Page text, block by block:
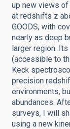
up new views of
at redshifts z
GOODS, with
nearly as deep
larger region.
(accessible to
Keck
precision
environments,
abundances.
surveys, I will
using a new